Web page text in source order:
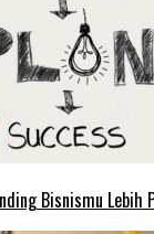
Bisnismu Lebih